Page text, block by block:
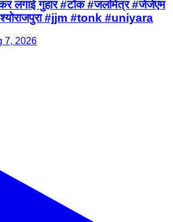
लगाई गुहार #टोंक #जलमित्र #जेजेएम
#jjm #tonk #uniyara
7, 2026